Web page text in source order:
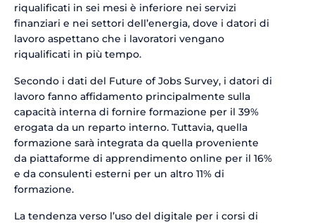
riqualificati in sei mesi è inferiore nei servizi
finanziari e nei settori dell’energia, dove i datori di
lavoro aspettano che i lavoratori vengano
riqualificati in più tempo.
Secondo i dati del Future of Jobs Survey, i datori di
lavoro fanno affidamento principalmente sulla
capacità interna di fornire formazione per il 39%
erogata da un reparto interno. Tuttavia, quella
formazione sarà integrata da quella proveniente
da piattaforme di apprendimento online per il 16%
e da consulenti esterni per un altro 11% di
formazione.
La tendenza verso l’uso del digitale per i corsi di